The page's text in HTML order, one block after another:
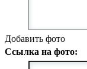
Добавить фото
Ссылка на фото: